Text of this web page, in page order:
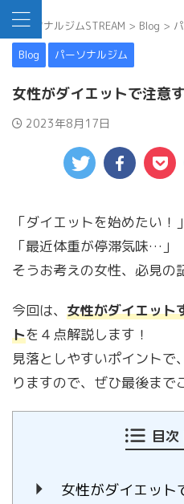
パーソナルジムSTREAM > Blog >
Blog
パーソナルジム
女性がダイエットで注意
2023年8月17日
「ダイエットを始めたい！」
「最近体重が停滞気味…」
そうお考えの女性、必見の
今回は、 女性がダイエット
トを４点解説します！
見落としやすいポイントで
りますので、ぜひ最後まで
目次
女性がダイエット